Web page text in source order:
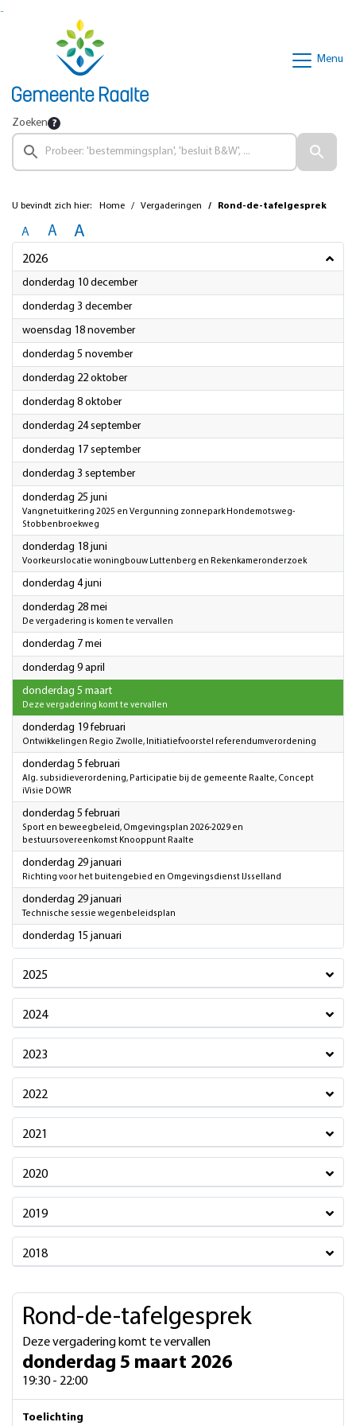
Ga naar de inhoud van deze pagina
Ga naar het zoeken
Menu
Zoeken
U bevindt zich hier: Home Vergaderingen Rond-de-tafelgesprek
A A A
2026
donderdag 10 december2026
donderdag 3 december2026
woensdag 18 november2026
donderdag 5 november2026
donderdag 22 oktober2026
donderdag 8 oktober2026
donderdag 24 september2026
donderdag 17 september2026
donderdag 3 september2026
donderdag 25 juni
Vangnetuitkering 2025 en Vergunning zonnepark Hondemotsweg-
Stobbenbroekweg
donderdag 18 juni
Voorkeurslocatie woningbouw Luttenberg en Rekenkameronderzoek
donderdag 4 juni
donderdag 28 mei
De vergadering is komen te vervallen
donderdag 7 mei
donderdag 9 april
donderdag 5 maart2026
Deze vergadering komt te vervallen
donderdag 19 februari
Ontwikkelingen Regio Zwolle, Initiatiefvoorstel referendumverordening
donderdag 5 februari
Alg. subsidieverordening, Participatie bij de gemeente Raalte, Concept
iVisie DOWR
donderdag 5 februari
Sport en beweegbeleid, Omgevingsplan 2026-2029 en
bestuursovereenkomst Knooppunt Raalte
donderdag 29 januari
Richting voor het buitengebied en Omgevingsdienst IJsselland
donderdag 29 januari
Technische sessie wegenbeleidsplan
donderdag 15 januari
2025
2024
2023
2022
2021
2020
2019
2018
Rond-de-tafelgesprek
Deze vergadering komt te vervallen
donderdag 5 maart 2026
19:30 - 22:00
Toelichting